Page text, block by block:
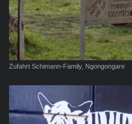
Zufahrt Schimann-Family, Ngongongare